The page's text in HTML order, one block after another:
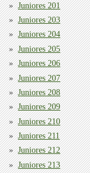
Juniores 201
Juniores 203
Juniores 204
Juniores 205
Juniores 206
Juniores 207
Juniores 208
Juniores 209
Juniores 210
Juniores 211
Juniores 212
Juniores 213